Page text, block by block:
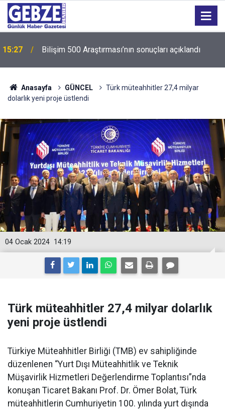
15:27 Bilişim 500 Araştırması’nın sonuçları açıklandı
Anasayfa GÜNCEL
Türk müteahhitler 27,4 milyar
dolarlık yeni proje üstlendi
14:19
04 Ocak 2024
Türk müteahhitler 27,4 milyar dolarlık
yeni proje üstlendi
Türkiye Müteahhitler Birliği (TMB) ev sahipliğinde
düzenlenen “Yurt Dışı Müteahhitlik ve Teknik
Müşavirlik Hizmetleri Değerlendirme Toplantısı”nda
konuşan Ticaret Bakanı Prof. Dr. Ömer Bolat, Türk
müteahhitlerin Cumhuriyetin 100. yılında yurt dışında